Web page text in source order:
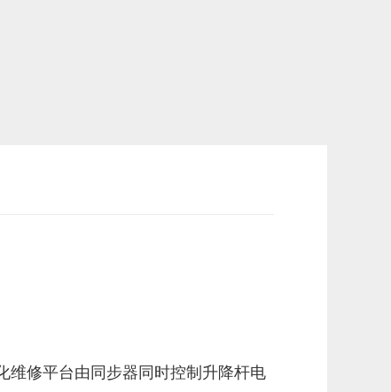
维修平台由同步器同时控制升降杆电